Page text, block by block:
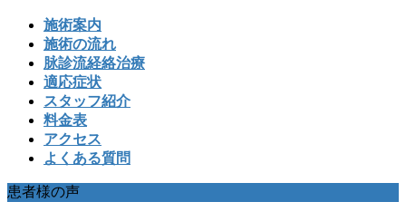
施術案内
施術の流れ
脉診流経絡治療
適応症状
スタッフ紹介
料金表
アクセス
よくある質問
患者様の声